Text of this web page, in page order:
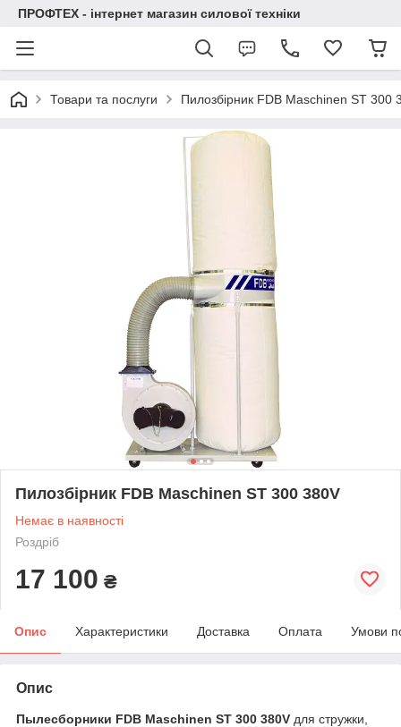
ПРОФТЕХ - інтернет магазин силової техніки
Товари та послуги Пилозбірник FDB Maschinen ST 300
Пилозбірник FDB Maschinen ST 300 380V
Немає в наявності
Роздріб
17 100 ₴
Опис Характеристики Доставка Оплата Умови
Опис
Пылесборники FDB Maschinen ST 300 380V для стружки,